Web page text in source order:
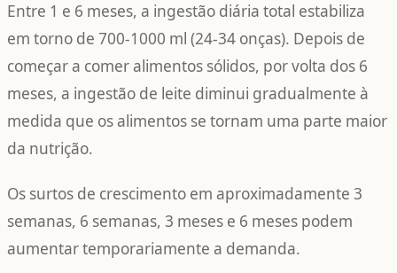
Entre 1 e 6 meses, a ingestão diária total estabiliza
em torno de 700-1000 ml (24-34 onças). Depois de
começar a comer alimentos sólidos, por volta dos 6
meses, a ingestão de leite diminui gradualmente à
medida que os alimentos se tornam uma parte maior
da nutrição.
Os surtos de crescimento em aproximadamente 3
semanas, 6 semanas, 3 meses e 6 meses podem
aumentar temporariamente a demanda.